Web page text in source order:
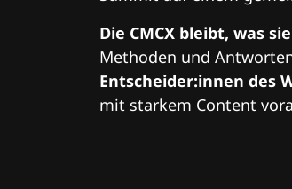
Die CMCX bleibt, was
Methoden und
Entscheider:innen des
mit starkem Content